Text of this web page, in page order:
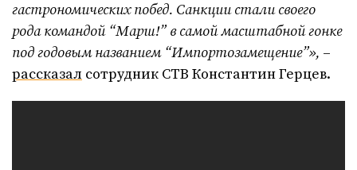
гастрономических побед. Санкции стали своего
рода командой “Марш!” в самой масштабной гонке
под годовым названием “Импортозамещение”», –
рассказал сотрудник СТВ Константин Герцев.